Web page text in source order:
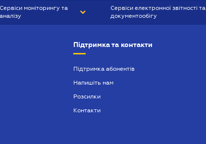
Сервіси моніторингу та
аналізу
Сервіси електронної звітності та
документообігу
Підтримка та контакти
Підтримка абонентів
Напишіть нам
Розсилки
Контакти